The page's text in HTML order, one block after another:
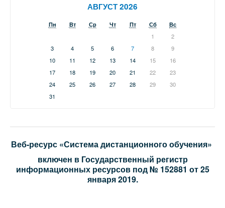
АВГУСТ 2026
Пн Вт Ср Чт Пт Сб
Вс
1
2
3
4 5 6 7 8
9
10
11 12 13 14 15
16
17
18 19 20 21 22
23
24
25 26 27 28 29
30
31
Веб-ресурс «Система дистанционного обучения»
включен в Государственный регистр
информационных ресурсов под № 152881 от 25
января 2019.